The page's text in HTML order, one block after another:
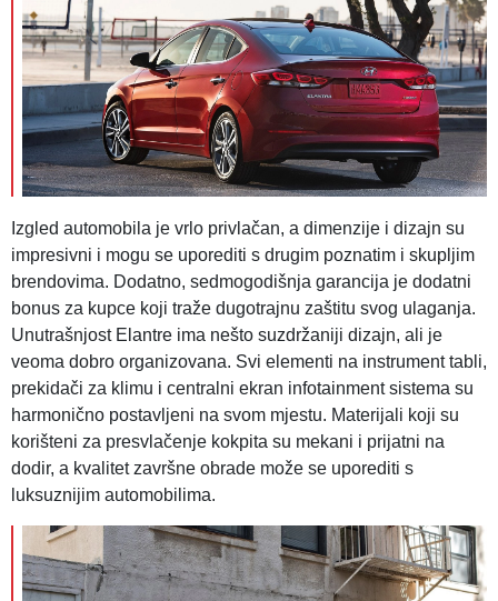
Izgled automobila je vrlo privlačan, a dimenzije i dizajn su
impresivni i mogu se uporediti s drugim poznatim i skupljim
brendovima. Dodatno, sedmogodišnja garancija je dodatni
bonus za kupce koji traže dugotrajnu zaštitu svog ulaganja.
Unutrašnjost Elantre ima nešto suzdržaniji dizajn, ali je
veoma dobro organizovana. Svi elementi na instrument tabli,
prekidači za klimu i centralni ekran infotainment sistema su
harmonično postavljeni na svom mjestu. Materijali koji su
korišteni za presvlačenje kokpita su mekani i prijatni na
dodir, a kvalitet završne obrade može se uporediti s
luksuznijim automobilima.